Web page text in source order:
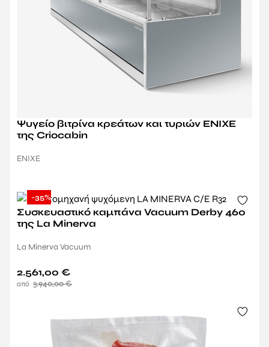
Ψυγείο βιτρίνα κρεάτων και τυριών ENIXE
της Criocabin
ENIXE
-35%
Συσκευαστικό καμπάνα Vacuum Derby 460
της La Minerva
La Minerva Vacuum
3.940,00€
2.561,00 €